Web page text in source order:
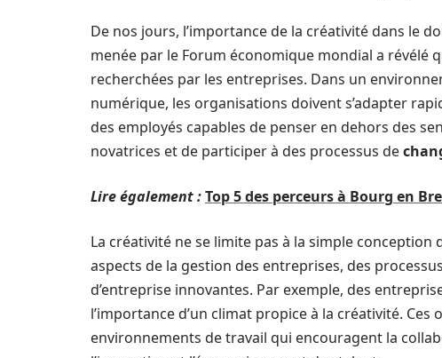
De nos jours, l’importance de la créativité dans le
menée par le Forum économique mondial a révélé
recherchées par les entreprises. Dans un
numérique, les organisations doivent s’adapter
des employés capables de penser en dehors des
novatrices et de participer à des processus de
Lire également :Top 5 des perceurs à Bourg en
La créativité ne se limite pas à la simple conception
aspects de la gestion des entreprises, des
d’entreprise innovantes. Par exemple, des
l’importance d’un climat propice à la créativité.
environnements de travail qui encouragent la